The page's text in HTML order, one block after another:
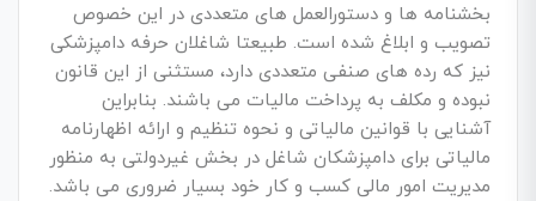
بخشنامه ها و دستورالعمل های متعددی در این خصوص
تصویب و ابلاغ شده است. طبیعتا شاغلان حرفه دامپزشکی
نیز که رده های صنفی متعددی دارد، مستثنی از این قانون
نبوده و مکلف به پرداخت مالیات می باشند. بنابراین
آشنایی با قوانین مالیاتی و نحوه تنظیم و ارائه اظهارنامه
مالیاتی برای دامپزشکان شاغل در بخش غیردولتی به منظور
مدیریت امور مالی کسب و کار خود بسیار ضروری می باشد.